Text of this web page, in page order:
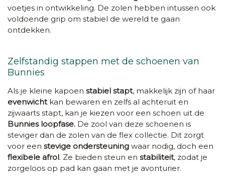
voetjes in ontwikkeling. De zolen hebben intussen ook
voldoende grip om stabiel de wereld te gaan
ontdekken.
Zelfstandig stappen met de schoenen van
Bunnies
Als je kleine kapoen stabiel stapt, makkelijk zijn of haar
evenwichtkan bewaren en zelfs al achteruit en
zijwaarts stapt, kan je kiezen voor een schoen uit de
Bunnies loopfase. De zool van deze schoenen is
steviger dan de zolen van de flex collectie. Dit zorgt
voor een stevige ondersteuning waar nodig, doch een
flexibele afrol. Ze bieden steun en stabiliteit, zodat je
zorgeloos op pad kan gaan met je avonturier.